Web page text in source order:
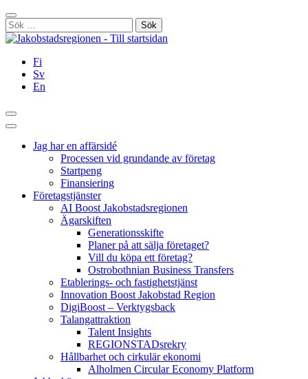
Hoppa
till
innehållet
Stäng
Sök
efter:
Fi
Sv
En
Sök
Huvudmeny
Jag har en affärsidé
Processen vid grundande av företag
Startpeng
Finansiering
Företagstjänster
AI Boost Jakobstadsregionen
Ägarskiften
Generationsskifte
Planer på att sälja företaget?
Vill du köpa ett företag?
Ostrobothnian Business Transfers
Etablerings- och fastighetstjänst
Innovation Boost Jakobstad Region
DigiBoost – Verktygsback
Talangattraktion
Talent Insights
REGIONSTADsrekry
Hållbarhet och cirkulär ekonomi
Alholmen Circular Economy Platform